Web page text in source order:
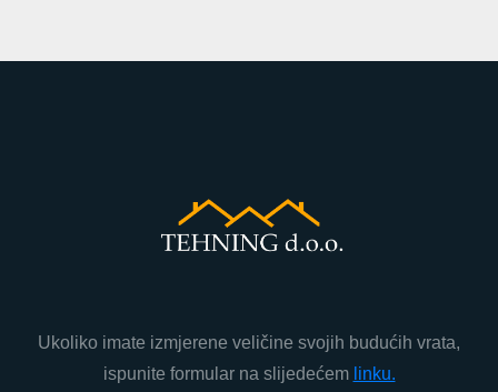
Ukoliko imate izmjerene veličine svojih budućih vrata,
ispunite formular na slijedećem linku.